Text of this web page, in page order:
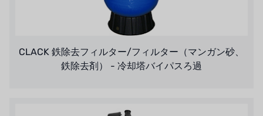
CLACK 鉄除去フィルター/フィルター（マンガン砂、
鉄除去剤） - 冷却塔バイパスろ過